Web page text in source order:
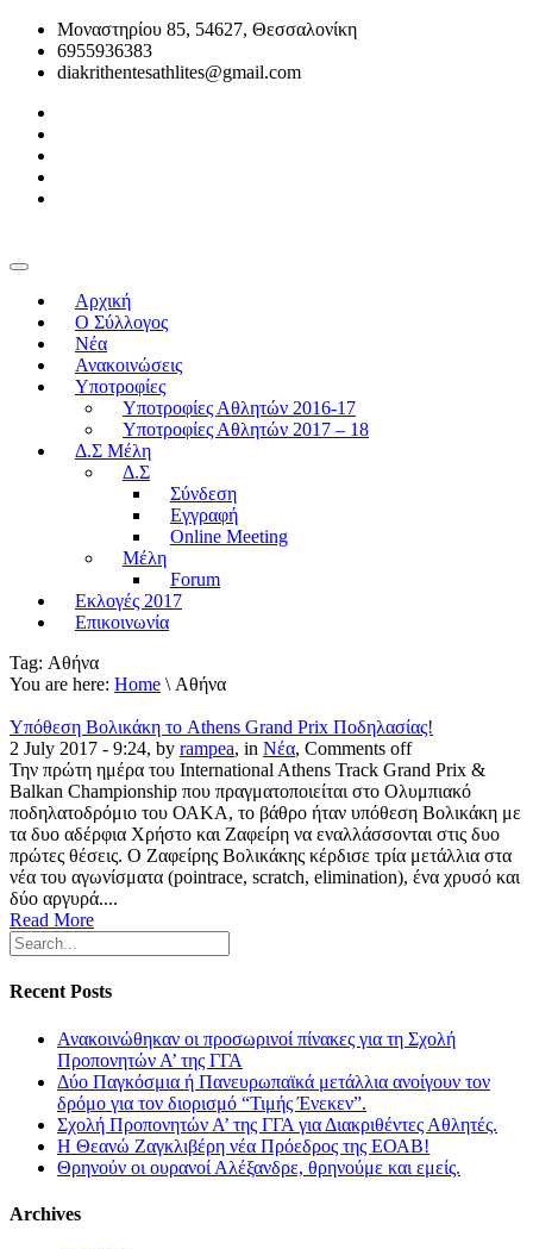
Μοναστηρίου 85, 54627, Θεσσαλονίκη
6955936383
diakrithentesathlites@gmail.com
Αρχική
O Σύλλογος
Νέα
Ανακοινώσεις
Υποτροφίες
Υποτροφίες Αθλητών 2016-17
Υποτροφίες Αθλητών 2017 – 18
Δ.Σ Μέλη
Δ.Σ
Σύνδεση
Εγγραφή
Online Meeting
Μέλη
Forum
Εκλογές 2017
Επικοινωνία
Tag: Αθήνα
You are here: Home \ Αθήνα
Υπόθεση Βολικάκη το Athens Grand Prix Ποδηλασίας!
2 July 2017 - 9:24, by rampea, in Νέα, Comments off
Την πρώτη ημέρα του International Athens Track Grand Prix &
Balkan Championship που πραγματοποιείται στο Ολυμπιακό
ποδηλατοδρόμιο του ΟΑΚΑ, το βάθρο ήταν υπόθεση Βολικάκη με
τα δυο αδέρφια Χρήστο και Ζαφείρη να εναλλάσσονται στις δυο
πρώτες θέσεις. Ο Ζαφείρης Βολικάκης κέρδισε τρία μετάλλια στα
νέα του αγωνίσματα (pointrace, scratch, elimination), ένα χρυσό και
δύο αργυρά....
Read More
Recent Posts
Ανακοινώθηκαν οι προσωρινοί πίνακες για τη Σχολή
Προπονητών Α’ της ΓΓΑ
Δύο Παγκόσμια ή Πανευρωπαϊκά μετάλλια ανοίγουν τον
δρόμο για τον διορισμό “Τιμής Ένεκεν”.
Σχολή Προπονητών Α’ της ΓΓΑ για Διακριθέντες Αθλητές.
Η Θεανώ Ζαγκλιβέρη νέα Πρόεδρος της ΕΟΑΒ!
Θρηνούν οι ουρανοί Αλέξανδρε, θρηνούμε και εμείς.
Archives